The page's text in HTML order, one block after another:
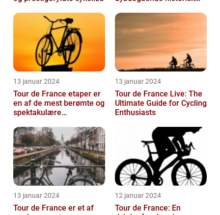
13 januar 2024
Tour de France etaper er
en af de mest berømte og
spektakulære
professionel c...
13 januar 2024
Tour de France Live: The
Ultimate Guide for Cycling
Enthusiasts
13 januar 2024
Tour de France er et af
12 januar 2024
Tour de France: En